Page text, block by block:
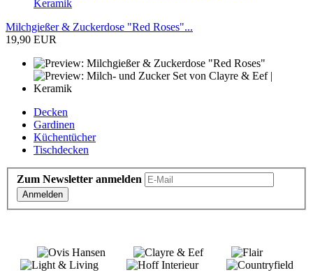
Milchgießer & Zuckerdose "Red Roses"...
19,90 EUR
Decken
Gardinen
Küchentücher
Tischdecken
Zum Newsletter anmelden
Anmelden